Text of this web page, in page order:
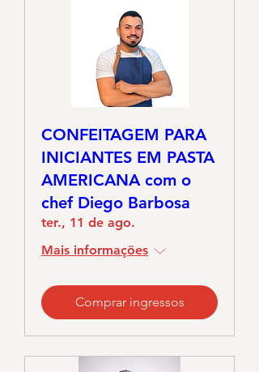
CONFEITAGEM PARA
INICIANTES EM PASTA
AMERICANA com o
chef Diego Barbosa
ter., 11 de ago.
Mais informações
Comprar ingressos